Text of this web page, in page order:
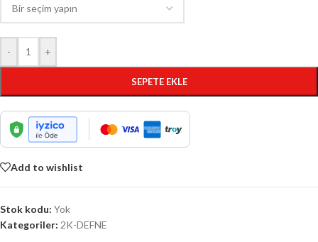
- +
SEPETE EKLE
Add to wishlist
Stok kodu: Yok
Kategoriler: 2K-DEFNE